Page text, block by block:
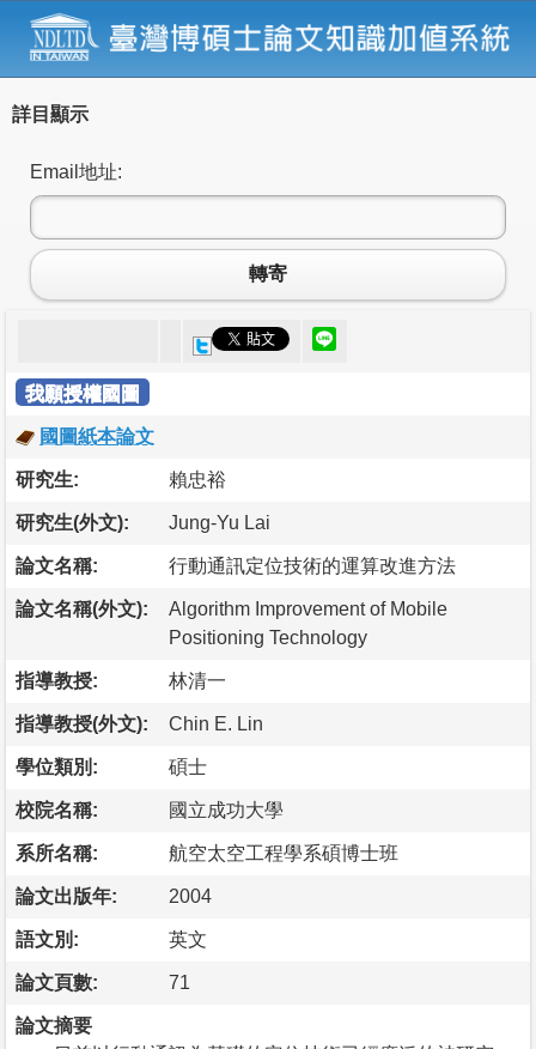
詳目顯示
Email地址:
轉寄
我願授權國圖
國圖紙本論文
研究生: 賴忠裕
研究生(外文): Jung-Yu Lai
論文名稱: 行動通訊定位技術的運算改進方法
論文名稱(外文):
Algorithm Improvement of Mobile
Positioning Technology
指導教授: 林清一
指導教授(外文): Chin E. Lin
學位類別: 碩士
校院名稱: 國立成功大學
系所名稱: 航空太空工程學系碩博士班
論文出版年: 2004
語文別: 英文
論文頁數: 71
論文摘要